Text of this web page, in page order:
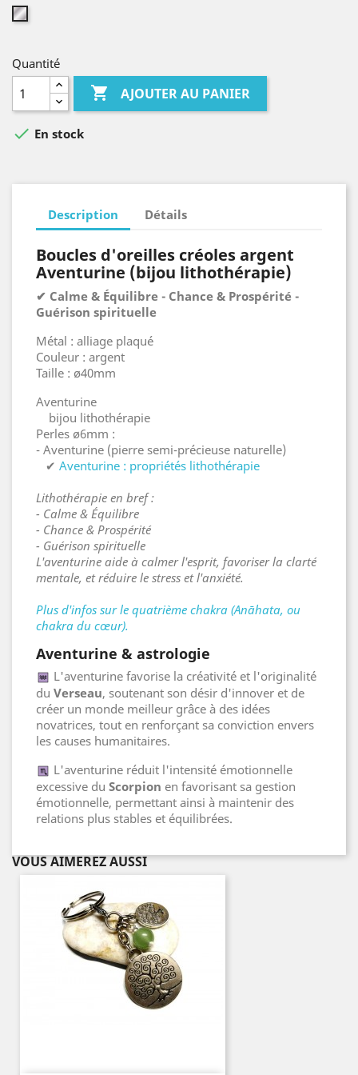
Argent
Quantité
 AJOUTER AU PANIER
 En stock
Description Détails
Boucles d'oreilles créoles argent
Aventurine (bijou lithothérapie)
✔ Calme & Équilibre - Chance & Prospérité -
Guérison spirituelle
Métal : alliage plaqué
Couleur : argent
Taille : ø40mm
Aventurine
bijou lithothérapie
Perles ø6mm :
- Aventurine (pierre semi-précieuse naturelle)
✔ Aventurine : propriétés lithothérapie
Lithothérapie en bref :
- Calme & Équilibre
- Chance & Prospérité
- Guérison spirituelle
L'aventurine aide à calmer l'esprit, favoriser la clarté
mentale, et réduire le stress et l'anxiété.
Plus d'infos sur le quatrième chakra (Anāhata, ou
chakra du cœur).
Aventurine & astrologie
L'aventurine favorise la créativité et l'originalité
du Verseau, soutenant son désir d'innover et de
créer un monde meilleur grâce à des idées
novatrices, tout en renforçant sa conviction envers
les causes humanitaires.
L'aventurine réduit l'intensité émotionnelle
excessive du Scorpion en favorisant sa gestion
émotionnelle, permettant ainsi à maintenir des
relations plus stables et équilibrées.
VOUS AIMEREZ AUSSI